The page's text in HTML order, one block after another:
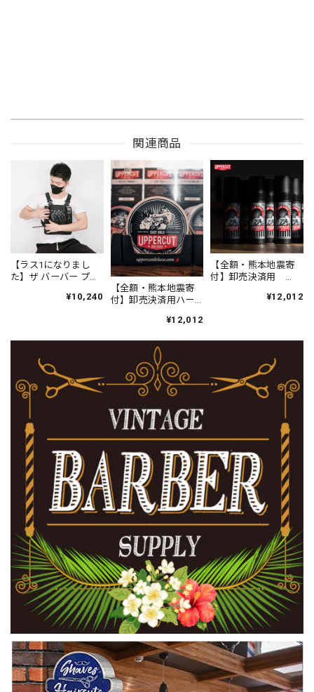
関連商品
【ラス1になりまし
た】ザ バーバー プロ
ストギアホルスター
¥10,240
【全額・熊本地震寄
付】卸売決済用ハー
DELUXE イージー ホ
90g（黄のリング）
¥12,012
【全額・熊本地震寄
付】卸売決済用
スタイリングフォー
¥12,012